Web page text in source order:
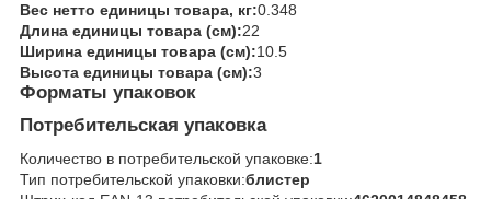
Вес нетто единицы товара, кг:0.348
Длина единицы товара (см):22
Ширина единицы товара (см):10.5
Высота единицы товара (см):3
Форматы упаковок
Потребительская упаковка
Количество в потребительской упаковке:1
Тип потребительской упаковки:блистер